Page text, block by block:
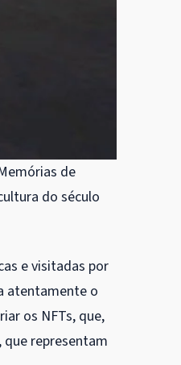
de
do século
e visitadas por
atentamente o
os NFTs, que,
representam